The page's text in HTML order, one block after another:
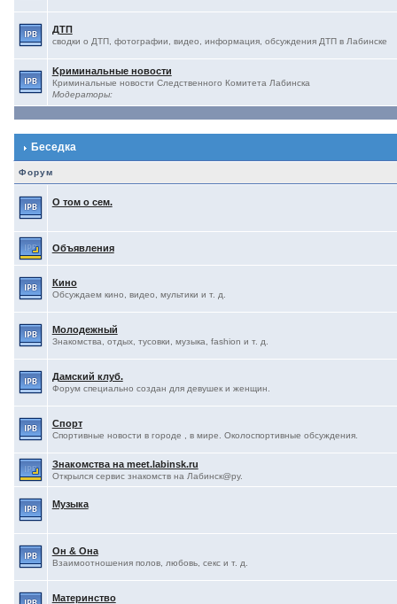
ДТП
сводки о ДТП, фотографии, видео, информация, обсуждения ДТП в Лабинске
Kриминальные новости
Криминальные новости Следственного Комитета Лабинска
Модераторы:
Беседка
Форум
О том о сем.
Объявления
Кино
Обсуждаем кино, видео, мультики и т. д.
Молодежный
Знакомства, отдых, тусовки, музыка, fashion и т. д.
Дамский клуб.
Форум специально создан для девушек и женщин.
Спорт
Спортивные новости в городе , в мире. Околоспортивные обсуждения.
Знакомства на meet.labinsk.ru
Открылся сервис знакомств на Лабинск@ру.
Музыка
Он & Она
Взаимоотношения полов, любовь, секс и т. д.
Материнство